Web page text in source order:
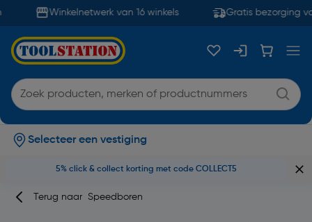
Winkelnetwerk van 16 winkels Gratis bezorging
Selecteer een vestiging
5% click & collect korting met code COLLECT5
Terug naar Speedboren